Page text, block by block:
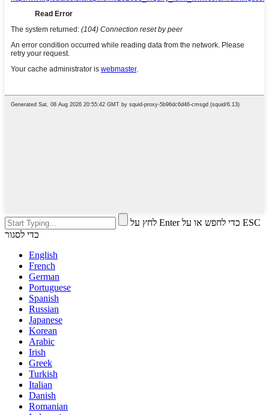
לחץ על Enter כדי לחפש או על ESC
כדי לסגור
English
French
German
Portuguese
Spanish
Russian
Japanese
Korean
Arabic
Irish
Greek
Turkish
Italian
Danish
Romanian